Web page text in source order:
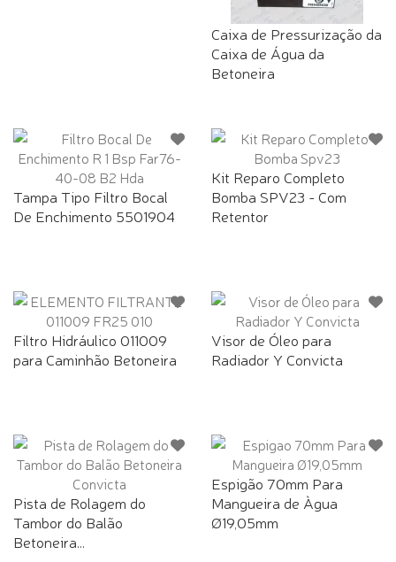
Caixa de Pressurização da
Caixa de Água da
Betoneira
Tampa Tipo Filtro Bocal
De Enchimento 5501904
Kit Reparo Completo
Bomba SPV23 - Com
Retentor
Filtro Hidráulico 011009
para Caminhão Betoneira
Visor de Óleo para
Radiador Y Convicta
Pista de Rolagem do
Tambor do Balão
Betoneira...
Espigão 70mm Para
Mangueira de Àgua
Ø19,05mm